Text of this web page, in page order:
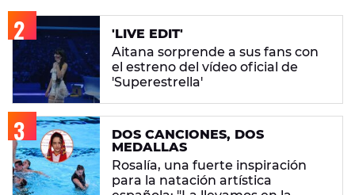
'LIVE EDIT'
Aitana sorprende a sus fans con
el estreno del vídeo oficial de
'Superestrella'
DOS CANCIONES, DOS
MEDALLAS
Rosalía, una fuerte inspiración
para la natación artística